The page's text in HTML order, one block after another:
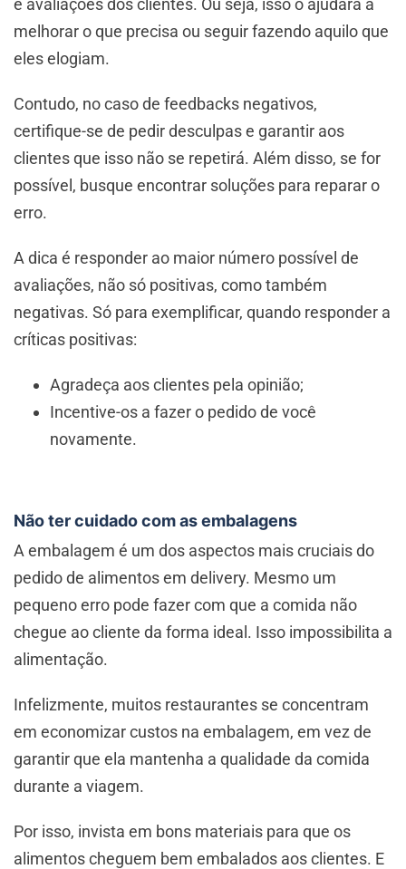
e avaliações dos clientes. Ou seja, isso o ajudará a
melhorar o que precisa ou seguir fazendo aquilo que
eles elogiam.
Contudo, no caso de feedbacks negativos,
certifique-se de pedir desculpas e garantir aos
clientes que isso não se repetirá. Além disso, se for
possível, busque encontrar soluções para reparar o
erro.
A dica é responder ao maior número possível de
avaliações, não só positivas, como também
negativas. Só para exemplificar, quando responder a
críticas positivas:
Agradeça aos clientes pela opinião;
Incentive-os a fazer o pedido de você
novamente.
Não ter cuidado com as embalagens
A embalagem é um dos aspectos mais cruciais do
pedido de alimentos em delivery. Mesmo um
pequeno erro pode fazer com que a comida não
chegue ao cliente da forma ideal. Isso impossibilita a
alimentação.
Infelizmente, muitos restaurantes se concentram
em economizar custos na embalagem, em vez de
garantir que ela mantenha a qualidade da comida
durante a viagem.
Por isso, invista em bons materiais para que os
alimentos cheguem bem embalados aos clientes. E